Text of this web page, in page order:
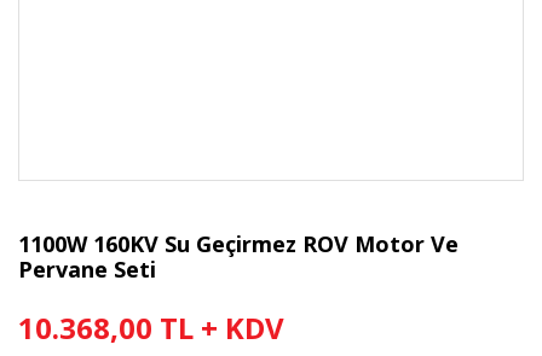
1100W 160KV Su Geçirmez ROV Motor Ve
Pervane Seti
10.368,00 TL + KDV